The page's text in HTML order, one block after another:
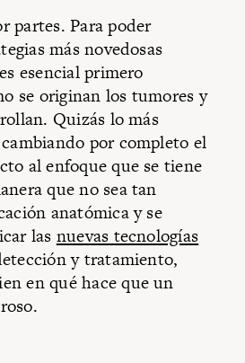
partes. Para poder
más novedosas
esencial primero
se originan los tumores y
Quizás lo más
por completo el
al enfoque que se tiene
que no sea tan
anatómica y se
las nuevas tecnologías
y tratamiento,
en qué hace que un